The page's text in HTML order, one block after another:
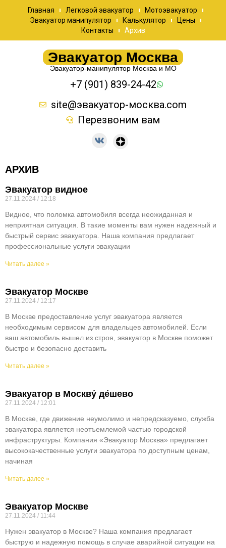
Главная Легковой эвакуатор
Мотоэвакуатор
Эвакуатор манипулятор
Калькулятор
Цены
Контакты
Архив
Эвакуатор Москва
Эвакуатор-манипулятор Москва и МО
+7 (901) 839-24-42
site@эвакуатор-москва.com
Перезвоним вам
АРХИВ
Эвакуатор видное
27.11.2024 12:18
Видное, что поломка автомобиля всегда неожиданная и
неприятная ситуация. В такие моменты вам нужен надежный и
быстрый сервис эвакуатора. Наша компания предлагает
профессиональные услуги эвакуации
Читать далее »
Эвакуатор Москве
27.11.2024 12:17
В Москве предоставление услуг эвакуатора является
необходимым сервисом для владельцев автомобилей. Если
ваш автомобиль вышел из строя, эвакуатор в Москве поможет
быстро и безопасно доставить
Читать далее »
Эвакуатор в Москву́ де́шево
27.11.2024 12:01
В Москве, где движение неумолимо и непредсказуемо, служба
эвакуатора является неотъемлемой частью городской
инфраструктуры. Компания «Эвакуатор Москва» предлагает
высококачественные услуги эвакуатора по доступным ценам,
начиная
Читать далее »
Эвакуатор Москве
27.11.2024 11:44
Нужен эвакуатор в Москве? Наша компания предлагает
быструю и надежную помощь в случае аварийной ситуации на